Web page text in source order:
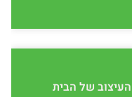
של הבית